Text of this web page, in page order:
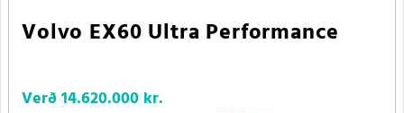
Volvo EX60 Ultra Performance
Verð14.620.000 kr.